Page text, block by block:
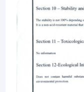
Videos
Hygiene industrielle
der auf die Produktion
Reinigungsprodukten
im Jahre 2015, hat
produziert mehr als